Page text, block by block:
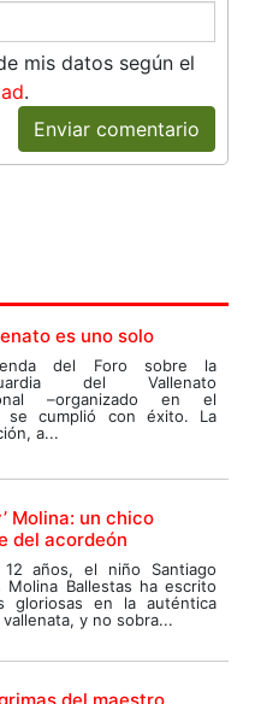
mis datos según el
.
Enviar comentario
es uno solo
del Foro sobre la
del Vallenato
–organizado en el
se cumplió con éxito. La
a...
Molina: un chico
del acordeón
años, el niño Santiago
Molina Ballestas ha escrito
gloriosas en la auténtica
vallenata, y no sobra...